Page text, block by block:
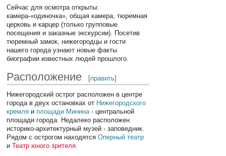
Сейчас для осмотра открыты:
камера-«одиночка», общая камера, тюремная
церковь и карцер (только групповые
посещения и заказные экскурсии). Посетив
тюремный замок, нижегородцы и гости
нашего города узнают новые факты
биографии известных людей прошлого.
Расположение [править]
Нижегородский острог расположен в центре
города в двух остановках от Нижегородского
кремля и площади Минина - центральной
площади города. Недалеко расположен
историко-архитектурный музей - заповедник.
Рядом с острогом находятсяОперный театр
иТеатр юного зрителя